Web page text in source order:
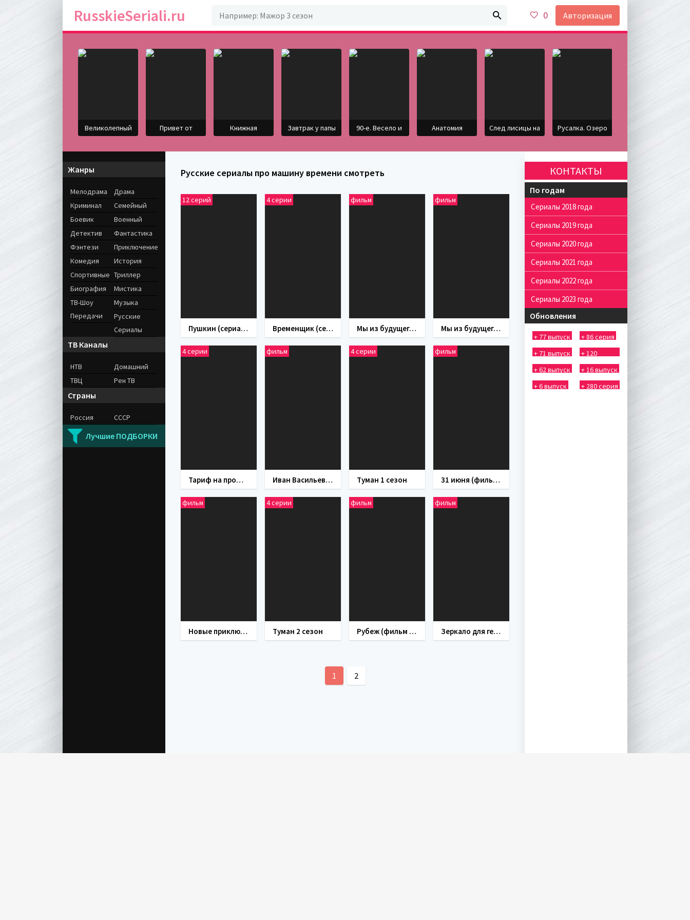
RusskieSeriali.ru 0 Авторизация
Великолепный Привет от Книжная Завтрак у папы 90-е. Весело и Анатомия След лисицы на Русалка. Озеро
Русские сериалы про машину времени смотреть
12 серий
Пушкин (сериал 2016)
4 серии
Временщик (сериал 2014)
фильм
Мы из будущего 2 (фильм 2010)
фильм
Мы из будущего (фильм 2008)
4 серии
Тариф на прошлое (сериал 2013)
фильм
Иван Васильевич меняет профессию (фильм 1973)
4 серии
Туман 1 сезон
фильм
31 июня (фильм 1978)
фильм
Новые приключения янки при дворе короля Артура (фильм 1988)
4 серии
Туман 2 сезон
фильм
Рубеж (фильм 2018)
фильм
Зеркало для героя (фильм 1987)
1 2
Жанры
Мелодрама
Драма
Криминал
Семейный
Боевик
Военный
Детектив
Фантастика
Фэнтези
Приключение
Комедия
История
Спортивные Триллер
Биография
Мистика
ТВ-Шоу
Передачи
Музыка
Русские
Сериалы
ТВ Каналы
НТВ
Домашний
ТВЦ
Рен ТВ
Страны
Россия СССР
Лучшие ПОДБОРКИ
КОНТАКТЫ
По годам
Сериалы 2018 года
Сериалы 2019 года
Сериалы 2020 года
Сериалы 2021 года
Сериалы 2022 года
Сериалы 2023 года
Обновления
+ 77 выпуск
+ 86 серия
+ 71 выпуск
+ 120
выпуск
+ 62 выпуск
+ 16 выпуск
+ 6 выпуск
+ 280 серия